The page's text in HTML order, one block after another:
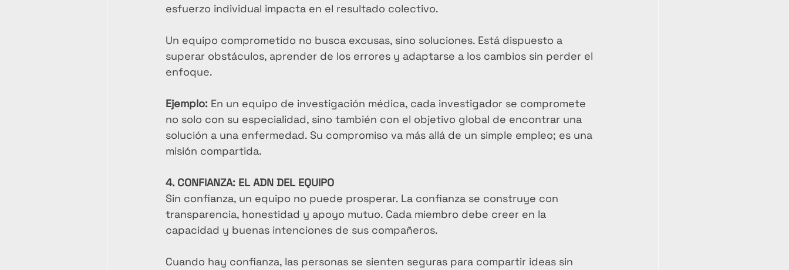
esfuerzo individual impacta en el resultado colectivo.
Un equipo comprometido no busca excusas, sino soluciones. Está dispuesto a
superar obstáculos, aprender de los errores y adaptarse a los cambios sin perder el
enfoque.
Ejemplo: En un equipo de investigación médica, cada investigador se compromete
no solo con su especialidad, sino también con el objetivo global de encontrar una
solución a una enfermedad. Su compromiso va más allá de un simple empleo; es una
misión compartida.
4. CONFIANZA: EL ADN DEL EQUIPO
Sin confianza, un equipo no puede prosperar. La confianza se construye con
transparencia, honestidad y apoyo mutuo. Cada miembro debe creer en la
capacidad y buenas intenciones de sus compañeros.
Cuando hay confianza, las personas se sienten seguras para compartir ideas sin